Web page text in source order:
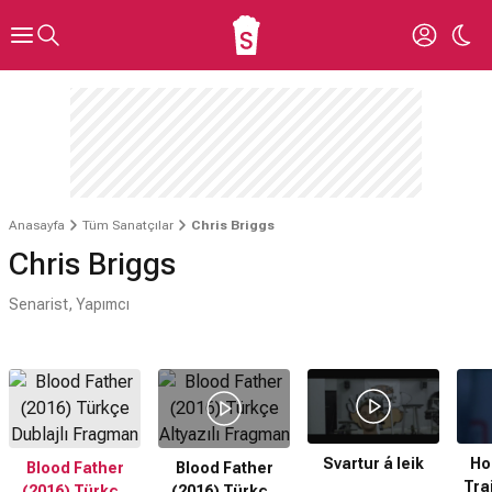
Anasayfa Tüm Sanatçılar Chris Briggs
Chris Briggs
Senarist, Yapımcı
Blood Father
Blood Father
Svartur á leik